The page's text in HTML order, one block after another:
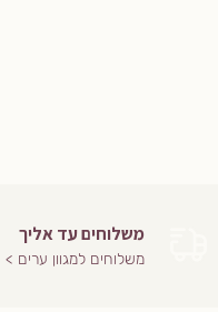
משלוחים למגוון ערים >
משלוחים עד אליך